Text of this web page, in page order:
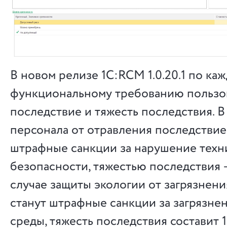
В новом релизе 1С:RCM 1.0.20.1 по
функциональному требованию
последствие и тяжесть последствия.
персонала от отравления
штрафные санкции за нарушение
безопасности, тяжестью
случае защиты экологии от
станут штрафные санкции за
среды, тяжесть последствия составит